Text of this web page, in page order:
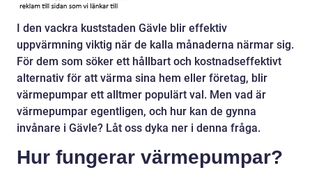
I den vackra kuststaden Gävle blir effektiv
uppvärmning viktig när de kalla månaderna närmar sig.
För dem som söker ett hållbart och kostnadseffektivt
alternativ för att värma sina hem eller företag, blir
värmepumpar ett alltmer populärt val. Men vad är
värmepumpar egentligen, och hur kan de gynna
invånare i Gävle? Låt oss dyka ner i denna fråga.
Hur fungerar värmepumpar?